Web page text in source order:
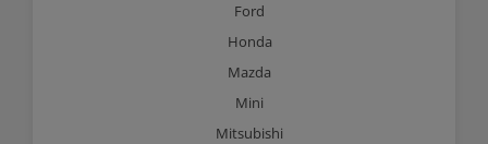
Ford
Honda
Mazda
Mini
Mitsubishi